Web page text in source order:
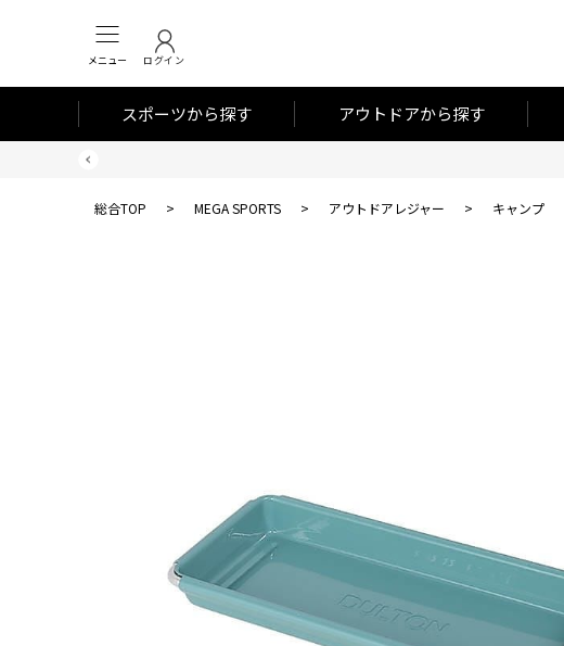
メニュー ログイン
スポーツから探す アウトドアから探す
総合TOP > MEGA SPORTS > アウトドアレジャー > キャンプ